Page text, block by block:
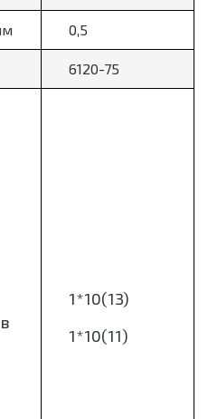
0,5
6120-75
1*10(13)
1*10(11)